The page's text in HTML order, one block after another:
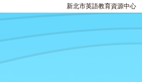
新北市英語教育資源中心